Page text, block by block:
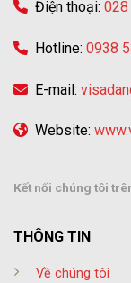
Điện thoại: 028
Hotline: 0938
E-mail:
Website:
Kết nối chúng tôi
THÔNG TIN
Về chúng tôi